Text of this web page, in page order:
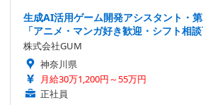
生成AI活用ゲーム開発アシスタント・
「アニメ・マンガ好き歓迎・シフト相
株式会社GUM
神奈川県
月給30万1,200円～55万円
正社員